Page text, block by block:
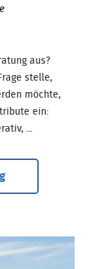
aus?
stelle,
möchte,
ein:
...